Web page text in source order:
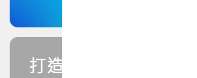
打造您的PCB專業技能